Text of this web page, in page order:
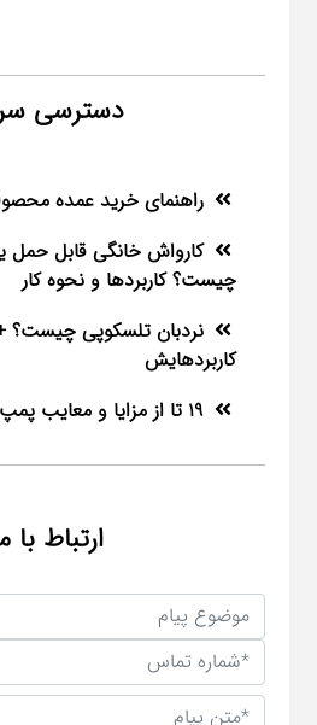
دسترسی
راهنمای خرید عمده
کارواش خانگی قابل حمل
چیست؟ کاربردها و نحوه کار
نردبان تلسکوپی چیست؟
کاربردهایش
19 تا از مزایا و معایب پمپ باد فندکی
ارتباط با